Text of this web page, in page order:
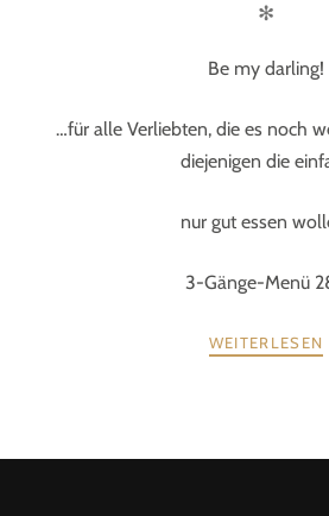
✻
Be my darling!
…für alle Verliebten, die es noch
diejenigen die
nur gut essen
3-Gänge-Menü
WEITERLESEN